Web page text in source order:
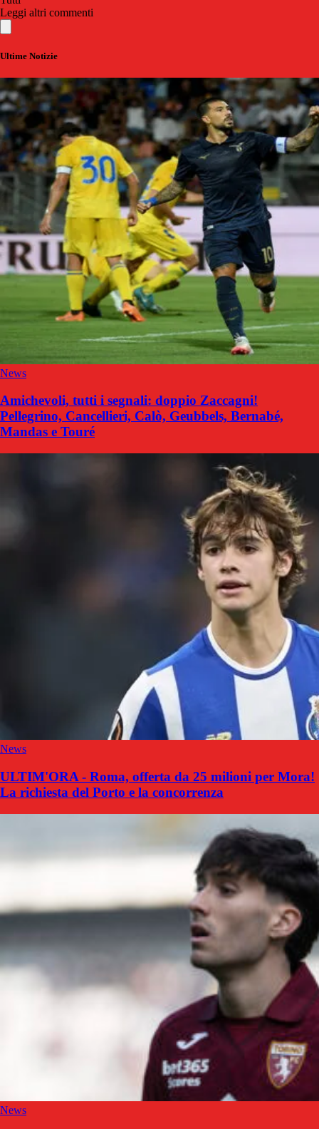
Leggi altri commenti
Ultime Notizie
News
Amichevoli, tutti i segnali: doppio Zaccagni!
Pellegrino, Cancellieri, Calò, Geubbels, Bernabé,
Mandas e Touré
News
ULTIM'ORA - Roma, offerta da 25 milioni per Mora!
La richiesta del Porto e la concorrenza
News